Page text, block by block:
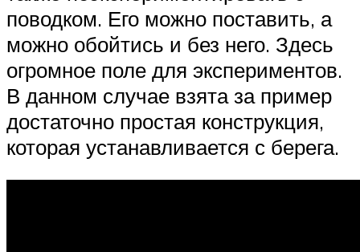
поводком. Его можно поставить, а
можно обойтись и без него. Здесь
огромное поле для экспериментов.
В данном случае взята за пример
достаточно простая конструкция,
которая устанавливается с берега.